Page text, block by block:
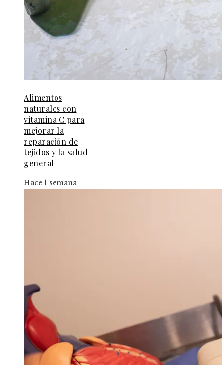
Alimentos
naturales con
vitamina C para
mejorar la
reparación de
tejidos y la salud
general
Hace 1 semana